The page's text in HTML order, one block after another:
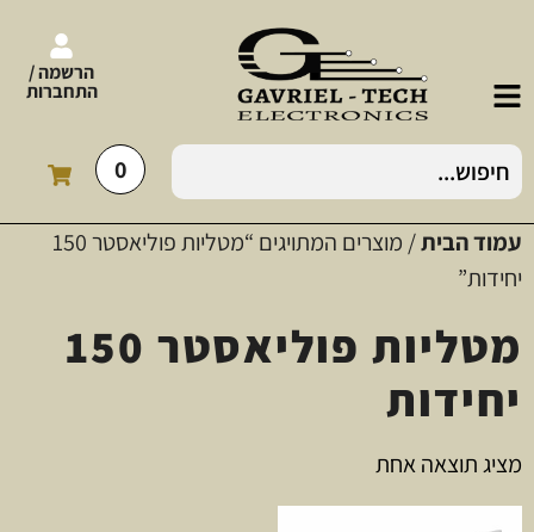
הרשמה /
התחברות
0
עמוד הבית
/ מוצרים המתויגים “מטליות פוליאסטר 150
יחידות”
מטליות פוליאסטר 150
יחידות
מציג תוצאה אחת